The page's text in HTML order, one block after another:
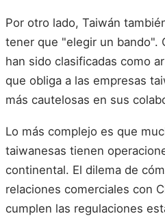
Por otro lado, Taiwán
tener que "elegir un bando".
han sido clasificadas como
que obliga a las empresas
más cautelosas en sus
Lo más complejo es que
taiwanesas tienen
continental. El dilema de
relaciones comerciales con
cumplen las regulaciones